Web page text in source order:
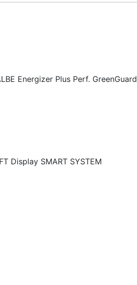
Energizer Plus Perf. GreenGuard
Display SMART SYSTEM